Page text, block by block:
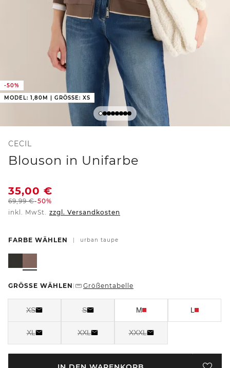
-50%
MODEL: 1,80M | GRÖSSE: XS
CECIL
Blouson in Unifarbe
35,00 €
69,99€-50%
inkl. MwSt. zzgl. Versandkosten
FARBE WÄHLEN urban taupe
GRÖSSE WÄHLEN Größentabelle
XS S M L
XL XXL XXXL